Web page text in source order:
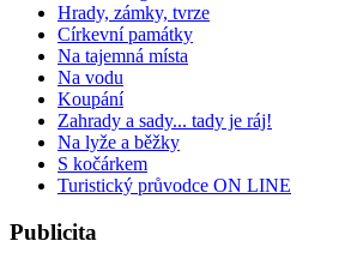
Hrady, zámky, tvrze
Církevní památky
Na tajemná místa
Na vodu
Koupání
Zahrady a sady... tady je ráj!
Na lyže a běžky
S kočárkem
Turistický průvodce ON LINE
Publicita